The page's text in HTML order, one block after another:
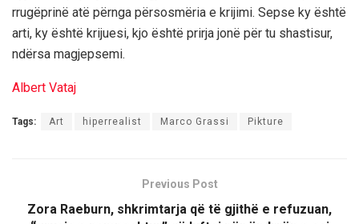
rrugëprinë atë përnga përsosmëria e krijimi. Sepse ky është
arti, ky është krijuesi, kjo është prirja jonë për tu shastisur,
ndërsa magjepsemi.
Albert Vataj
Tags: Art hiperrealist Marco Grassi Pikture
Previous Post
Zora Raeburn, shkrimtarja që të gjithë e refuzuan,